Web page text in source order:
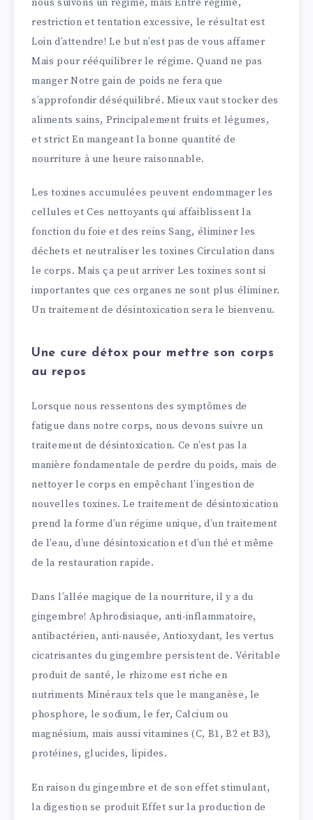
nous suivons un régime, mais Entre régime,
restriction et tentation excessive, le résultat est
Loin d’attendre! Le but n’est pas de vous affamer
Mais pour rééquilibrer le régime. Quand ne pas
manger Notre gain de poids ne fera que
s’approfondir déséquilibré. Mieux vaut stocker des
aliments sains, Principalement fruits et légumes,
et strict En mangeant la bonne quantité de
nourriture à une heure raisonnable.
Les toxines accumulées peuvent endommager les
cellules et Ces nettoyants qui affaiblissent la
fonction du foie et des reins Sang, éliminer les
déchets et neutraliser les toxines Circulation dans
le corps. Mais ça peut arriver Les toxines sont si
importantes que ces organes ne sont plus éliminer.
Un traitement de désintoxication sera le bienvenu.
Une cure détox pour mettre son corps
au repos
Lorsque nous ressentons des symptômes de
fatigue dans notre corps, nous devons suivre un
traitement de désintoxication. Ce n’est pas la
manière fondamentale de perdre du poids, mais de
nettoyer le corps en empêchant l’ingestion de
nouvelles toxines. Le traitement de désintoxication
prend la forme d’un régime unique, d’un traitement
de l’eau, d’une désintoxication et d’un thé et même
de la restauration rapide.
Dans l’allée magique de la nourriture, il y a du
gingembre! Aphrodisiaque, anti-inflammatoire,
antibactérien, anti-nausée, Antioxydant, les vertus
cicatrisantes du gingembre persistent de. Véritable
produit de santé, le rhizome est riche en
nutriments Minéraux tels que le manganèse, le
phosphore, le sodium, le fer, Calcium ou
magnésium, mais aussi vitamines (C, B1, B2 et B3),
protéines, glucides, lipides.
En raison du gingembre et de son effet stimulant,
la digestion se produit Effet sur la production de